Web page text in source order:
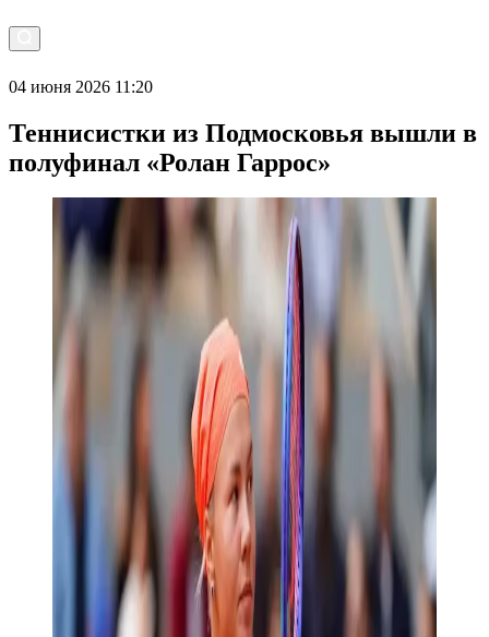
04 июня 2026 11:20
Теннисистки из Подмосковья вышли в
полуфинал «Ролан Гаррос»